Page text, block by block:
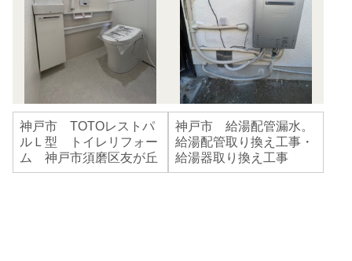
神戸市 TOTOレストパ
ルＬ型 トイレリフォー
ム 神戸市須磨区友が丘
神戸市 給湯配管漏水。
給湯配管取り換え工事・
給湯器取り換え工事